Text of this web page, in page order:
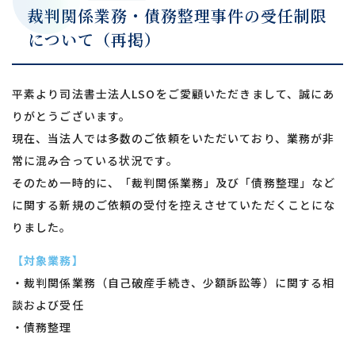
裁判関係業務・債務整理事件の受任制限
について（再掲）
平素より司法書士法人LSOをご愛顧いただきまして、誠にあ
りがとうございます。
現在、当法人では多数のご依頼をいただいており、業務が非
常に混み合っている状況です。
そのため一時的に、「裁判関係業務」及び「債務整理」など
に関する新規のご依頼の受付を控えさせていただくことにな
りました。
【対象業務】
・裁判関係業務（自己破産手続き、少額訴訟等）に関する相
談および受任
・債務整理